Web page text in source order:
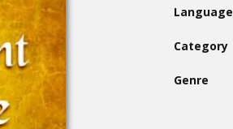
Mouri MoriumLanguage
Category
Genre